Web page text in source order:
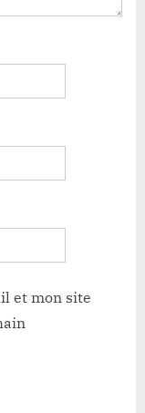
et mon site